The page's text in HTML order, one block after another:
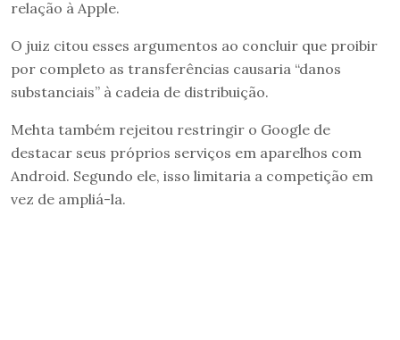
relação à Apple.
O juiz citou esses argumentos ao concluir que proibir
por completo as transferências causaria “danos
substanciais” à cadeia de distribuição.
Mehta também rejeitou restringir o Google de
destacar seus próprios serviços em aparelhos com
Android. Segundo ele, isso limitaria a competição em
vez de ampliá-la.